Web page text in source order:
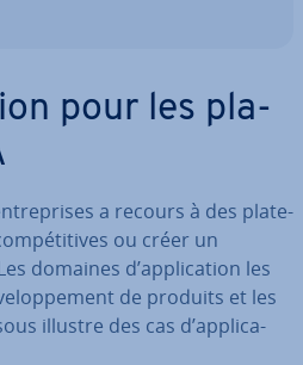
pour les pla­
a recours à des pla­te­
ou créer un
domaines d’ap­pli­ca­tion les
de produits et les
illustre des cas d’ap­pli­ca­